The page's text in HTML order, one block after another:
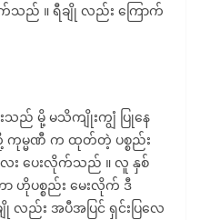
ည် ။ ရီချို လည်း ကြောက်
သည် မို့ မသိကျိုးကျွံ ပြုနေ
မ္မဏီ က ထုတ်တဲ့ ပစ္စည်း
ေး ပေးလိုက်သည် ။ လူ နှစ်
ပစ္စည်း မေးလိုက် ဒီ
လည်း အပီအပြင် ရှင်းပြလေ